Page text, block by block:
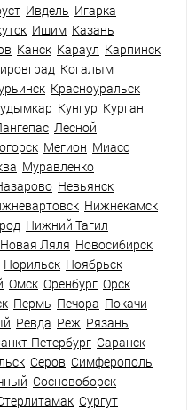
Ивдель Игарка
Ишим Казань
Канск Караул Карпинск
Когалым
Красноуральск
Кунгур Курган
Лесной
Мегион Миасс
Муравленко
Невьянск
Нижнекамск
Нижний Тагил
Новая Ляля Новосибирск
Норильск Ноябрьск
Омск Оренбург Орск
Пермь Печора Покачи
Ревда Реж Рязань
Петербург Саранск
Серов Симферополь
Сосновоборск
Сургут